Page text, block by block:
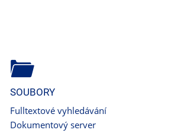
SOUBORY
Fulltextové vyhledávání
Dokumentový server